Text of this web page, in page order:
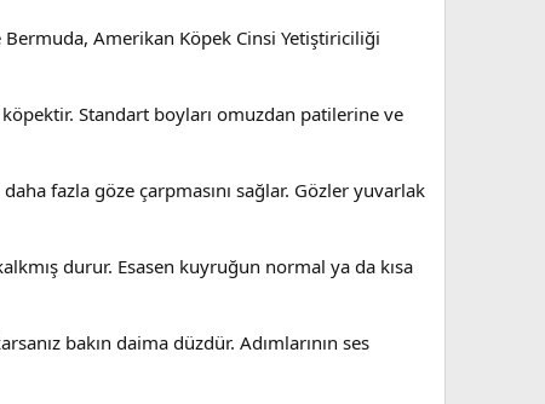
Amerikan Köpek Cinsi Yetiştiriciliği
Standart boyları omuzdan patilerine ve
fazla göze çarpmasını sağlar. Gözler yuvarlak
durur. Esasen kuyruğun normal ya da kısa
bakın daima düzdür. Adımlarının ses